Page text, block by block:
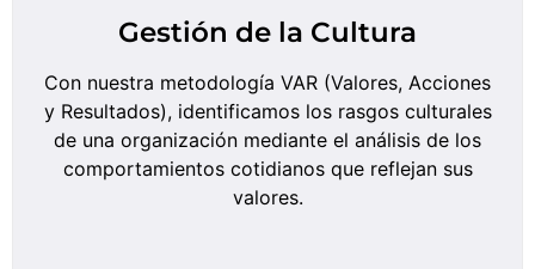
Gestión de la Cultura
Con nuestra metodología VAR (Valores, Acciones
y Resultados), identificamos los rasgos culturales
de una organización mediante el análisis de los
comportamientos cotidianos que reflejan sus
valores.